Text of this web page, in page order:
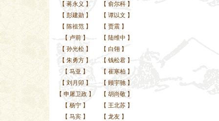
【 蒋永义 】 【 俞尔科 】
【 彭建勋】 【 谭以文 】
【 陈祖范】 【 贾震 】
【 卢前】 【 陆维中 】
【 孙光松】 【 白翎 】
【 朱勇方】 【 钱松君 】
【 马亚 】 【 崔寒柏 】
【 刘月卯 】 【 顾宇驰 】
【 申屠卫政】 【 胡尚敬 】
【 杨宁】 【 王北苏 】
【 马宾】 【 龙友 】